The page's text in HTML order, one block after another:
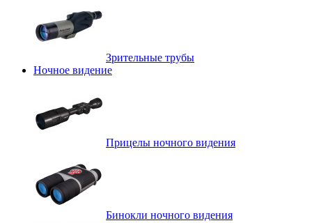
Зрительные трубы
Ночное видение
Прицелы ночного видения
Бинокли ночного видения